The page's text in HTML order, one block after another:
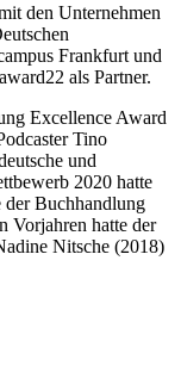
den Unternehmen
Frankfurt und
als Partner.
Excellence Award
Tino
und
2020 hatte
der Buchhandlung
Vorjahren hatte der
Nitsche (2018)